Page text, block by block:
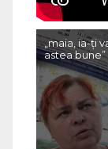
„maia, ia-ți
astea bune”